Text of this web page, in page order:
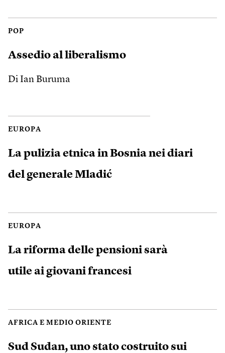
POP
Assedio al liberalismo
Di Ian Buruma
EUROPA
La pulizia etnica in Bosnia nei diari
del generale Mladić
EUROPA
La riforma delle pensioni sarà
utile ai giovani francesi
AFRICA E MEDIO ORIENTE
Sud Sudan, uno stato costruito sui